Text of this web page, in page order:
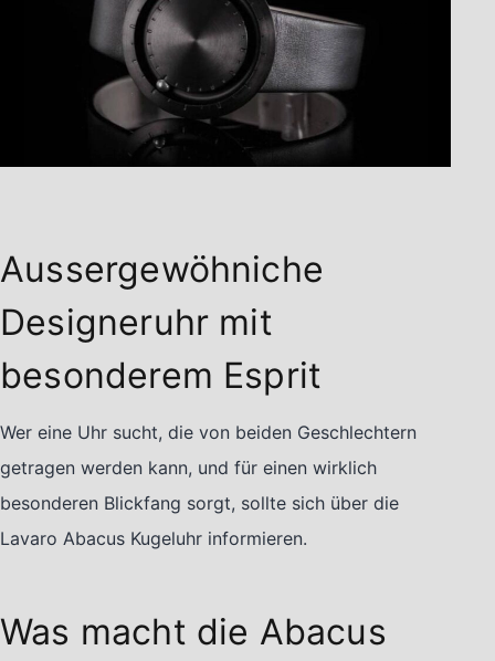
Aussergewöhniche
Designeruhr mit
besonderem Esprit
Wer eine Uhr sucht, die von beiden Geschlechtern
getragen werden kann, und für einen wirklich
besonderen Blickfang sorgt, sollte sich über die
Lavaro Abacus Kugeluhr informieren.
Was macht die Abacus